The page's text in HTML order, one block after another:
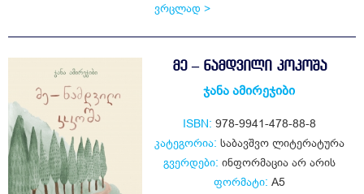
ვრცლად >
ᲛᲔ – ᲜᲐᲛᲓᲕᲘᲚᲘ ᲙᲝᲙᲝᲨᲐ
ჯანა ამირეჯიბი
ISBN: 978-9941-478-88-8
კატეგორია: საბავშვო ლიტერატურა
გვერდები: ინფორმაცია არ არის
ფორმატი: A5